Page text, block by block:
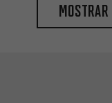
Mostrar